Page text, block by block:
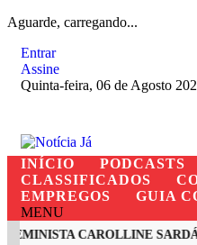
Aguarde, carregando...
Entrar
Assine
Quinta-feira, 06 de Agosto
INÍCIO
PODCASTS
CLASSIFICADOS
EMPREGOS
GUIA
MENU
CAROLLINE SARDÁ